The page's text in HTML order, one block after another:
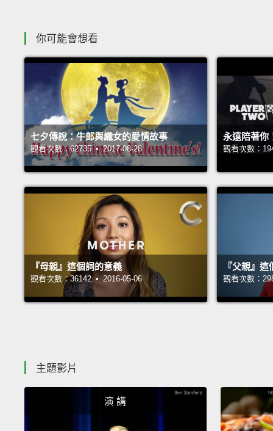
你可能會想看
七夕傳說：牛郎與織女的愛情故事
觀看次數：62735 • 2017-08-28
永遠陪著你
觀看次數：
『母親』這個詞的意義
觀看次數：36142 • 2016-05-06
『父親』
觀看次數：
主題影片
演 講